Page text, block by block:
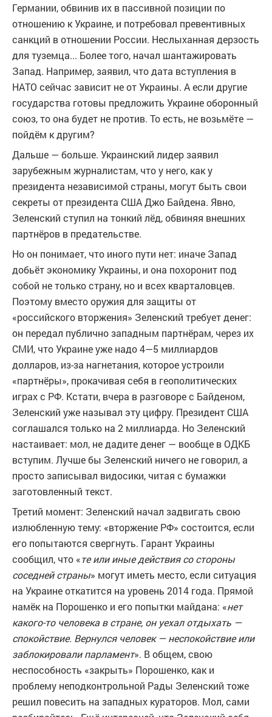
Германии, обвинив их в пассивной позиции по
отношению к Украине, и потребовал превентивных
санкций в отношении России. Неслыханная дерзость
для туземца... Более того, начал шантажировать
Запад. Например, заявил, что дата вступления в
НАТО сейчас зависит не от Украины. А если другие
государства готовы предложить Украине оборонный
союз, то она будет не против. То есть, не возьмёте —
пойдём к другим?
Дальше — больше. Украинский лидер заявил
зарубежным журналистам, что у него, как у
президента независимой страны, могут быть свои
секреты от президента США Джо Байдена. Явно,
Зеленский ступил на тонкий лёд, обвиняя внешних
партнёров в предательстве.
Но он понимает, что иного пути нет: иначе Запад
добьёт экономику Украины, и она похоронит под
собой не только страну, но и всех кварталовцев.
Поэтому вместо оружия для защиты от
«российского вторжения» Зеленский требует денег:
он передал публично западным партнёрам, через их
СМИ, что Украине уже надо 4—5 миллиардов
долларов, из-за нагнетания, которое устроили
«партнёры», прокачивая себя в геополитических
играх с РФ. Кстати, вчера в разговоре с Байденом,
Зеленский уже называл эту цифру. Президент США
соглашался только на 2 миллиарда. Но Зеленский
настаивает: мол, не дадите денег — вообще в ОДКБ
вступим. Лучше бы Зеленский ничего не говорил, а
просто записывал видосики, читая с бумажки
заготовленный текст.
Третий момент: Зеленский начал задвигать свою
излюбленную тему: «вторжение РФ» состоится, если
его попытаются свергнуть. Гарант Украины
сообщил, что «те или иные действия со стороны
соседней страны» могут иметь место, если ситуация
на Украине откатится на уровень 2014 года. Прямой
намёк на Порошенко и его попытки майдана: «нет
какого-то человека в стране, он уехал отдыхать —
спокойствие. Вернулся человек — неспокойствие или
заблокировали парламент». В общем, свою
неспособность «закрыть» Порошенко, как и
проблему неподконтрольной Рады Зеленский тоже
решил повесить на западных кураторов. Мол, сами